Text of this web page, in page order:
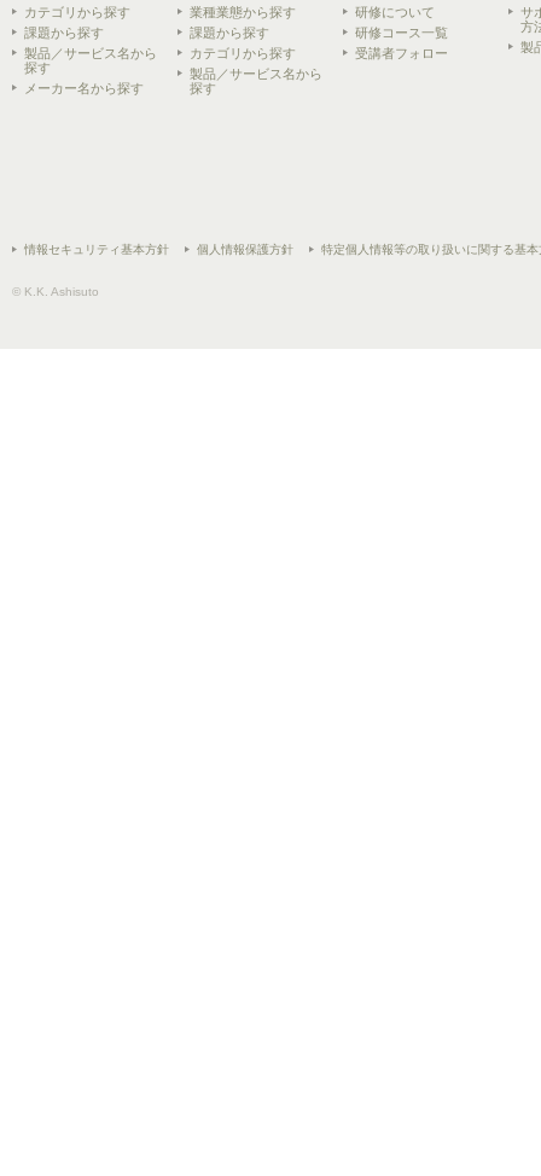
カテゴリから探す
課題から探す
製品／サービス名から
探す
メーカー名から探す
業種業態から探す
課題から探す
カテゴリから探す
製品／サービス名から
探す
研修について
研修コース一覧
受講者フォロー
サ
方
製
情報セキュリティ基本方針 個人情報保護方針 特定個人情報等の取り扱いに関する基本
© K.K. Ashisuto